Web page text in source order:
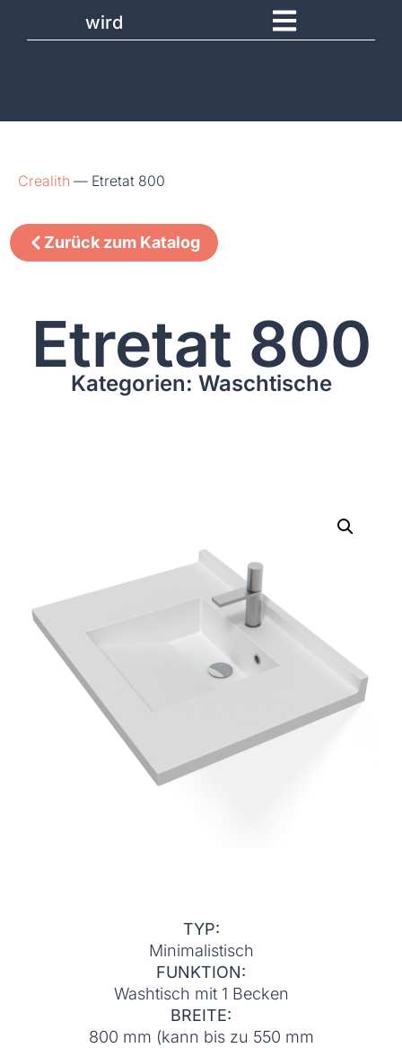
wird
Crealith — Etretat 800
Zurück zum Katalog
Etretat 800
Kategorien: Waschtische
TYP:
Minimalistisch
FUNKTION:
Washtisch mit 1 Becken
BREITE:
800 mm (kann bis zu 550 mm